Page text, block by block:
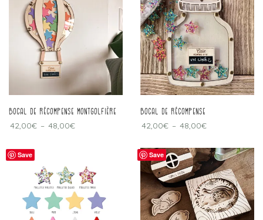
Bocal de récompense montgolfière
42,00€ – 48,00€
Bocal de récompense
42,00€ – 48,00€
Save Save